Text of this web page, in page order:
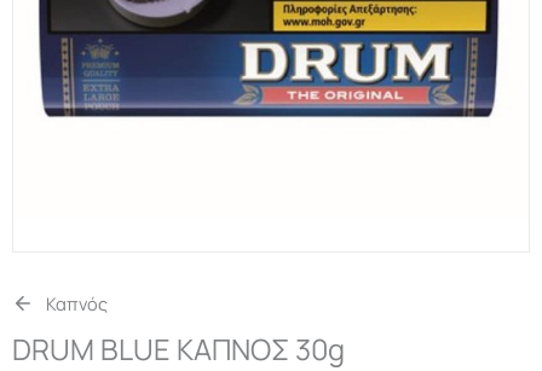
Καπνός
DRUM BLUE ΚΑΠΝΟΣ 30g